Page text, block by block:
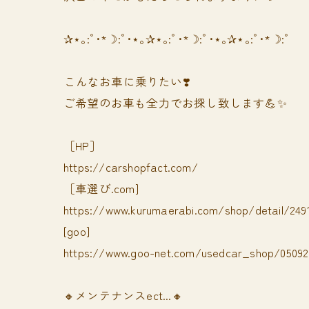
✰⋆｡:ﾟ･*☽:ﾟ･⋆｡✰⋆｡:ﾟ･*☽:ﾟ･⋆｡✰⋆｡:ﾟ･*☽:ﾟ
⁡⁡⁡こんなお車に乗りたい❣️
ご希望のお車も全力でお探し致します💪✨
［HP］
https://carshopfact.com/
［車選び.com]
https://www.kurumaerabi.com/shop/detail/
[goo]
https://www.goo-net.com/usedcar_shop/
🔸メンテナンスect...🔸